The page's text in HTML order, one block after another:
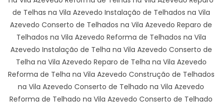
de Telhas na Vila Azevedo Instalação de Telhados na Vila
Azevedo Conserto de Telhados na Vila Azevedo Reparo de
Telhados na Vila Azevedo Reforma de Telhados na Vila
Azevedo Instalação de Telha na Vila Azevedo Conserto de
Telha na Vila Azevedo Reparo de Telha na Vila Azevedo
Reforma de Telha na Vila Azevedo Construção de Telhados
na Vila Azevedo Conserto de Telhado na Vila Azevedo
Reforma de Telhado na Vila Azevedo Conserto de Telhado